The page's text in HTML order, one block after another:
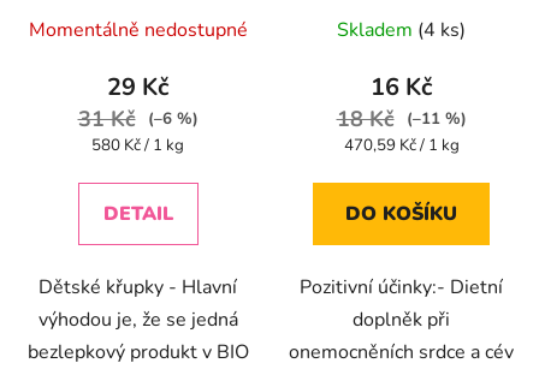
55g
hodnocení
produktu
je
5,0
5
Momentálně nedostupné
29 Kč
31 Kč
(–6 %)
Měrná
580 Kč / 1 kg
DETAIL
Dětské křupky - Hlavní
výhodou je, že se jedná
bezlepkový produkt v BIO
hodnocení
produktu
je
5,0
5
Skladem (4 ks)
16 Kč
18 Kč
(–11 %)
Měrná
470,59 Kč / 1 kg
DO KOŠÍKU
Pozitivní účinky:- Dietní
doplněk při
onemocněních srdce a cév